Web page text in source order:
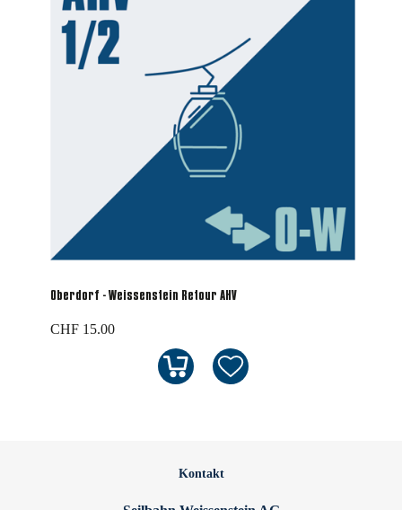
Oberdorf - Weissenstein Retour AHV
CHF 15.00
Kontakt